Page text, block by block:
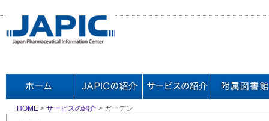
HOME > サービスの紹介 > ガーデン